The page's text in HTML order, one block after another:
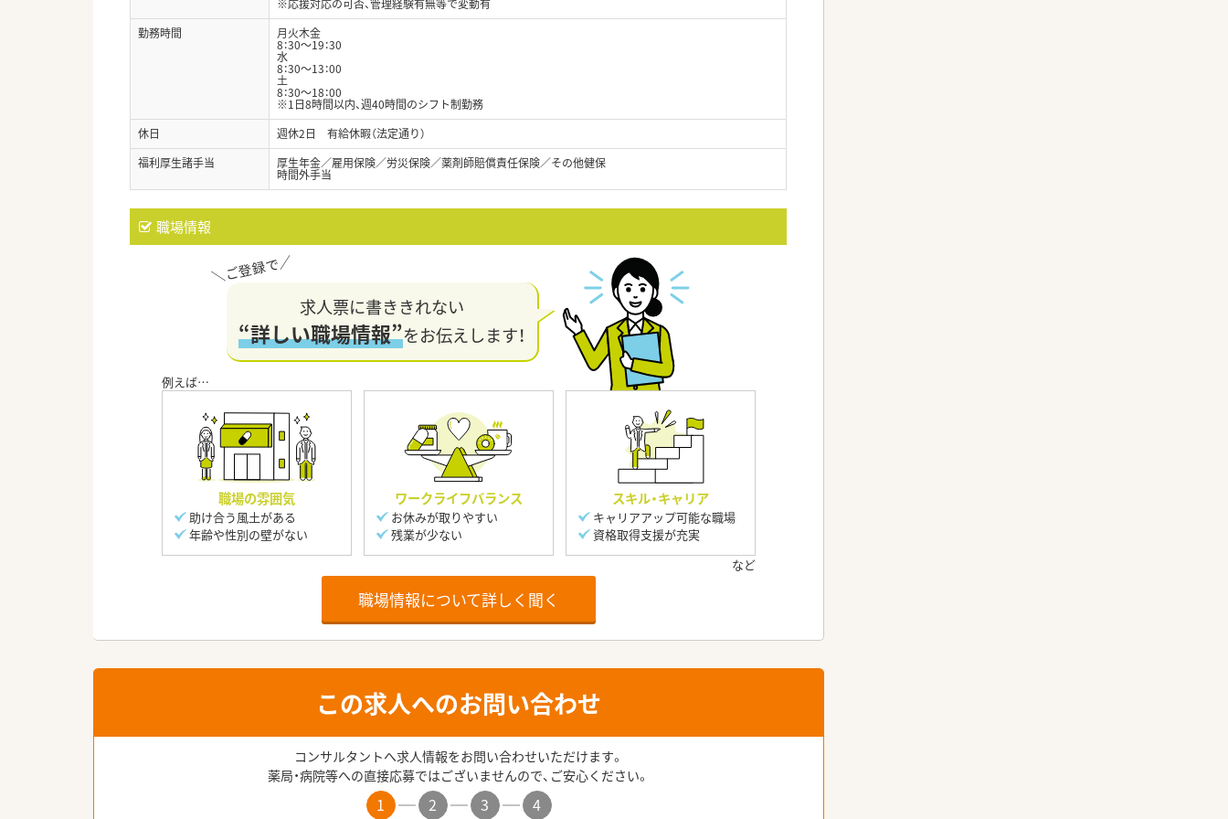
※応援対応の可否、管理経験有無等で変動有
勤務時間
月火木金
8：30～19：30
水
8：30～13：00
土
8：30～18：00
※1日8時間以内、週40時間のシフト制勤務
休日
週休2日 有給休暇（法定通り）
福利厚生諸手当
厚生年金／雇用保険／労災保険／薬剤師賠償責任保険／その他健保
時間外手当
職場情報
求人票に書ききれない
“詳しい職場情報”をお伝えします！
職場の雰囲気
助け合う風土がある
年齢や性別の壁がない
ワークライフバランス
お休みが取りやすい
残業が少ない
スキル・キャリア
キャリアアップ可能な職場
資格取得支援が充実
職場情報について詳しく聞く
この求人へのお問い合わせ
コンサルタントへ求人情報をお問い合わせいただけます。
薬局・病院等への直接応募ではございませんので、ご安心ください。
1 2 3 4